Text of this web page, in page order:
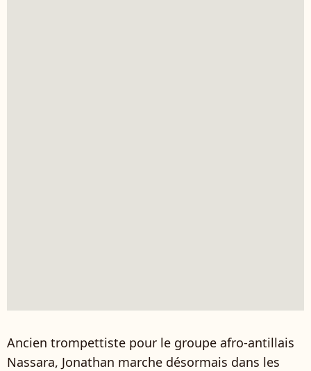
Ancien trompettiste pour le groupe afro-antillais
Nassara, Jonathan marche désormais dans les